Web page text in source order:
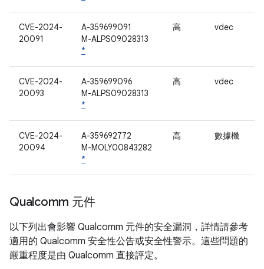
CVE-2024-
20091
A-359699091
M-ALPS09028313
*
高 vdec
CVE-2024-
20093
A-359699096
M-ALPS09028313
*
高 vdec
CVE-2024-
20094
A-359692772
M-MOLY00843282
*
高 數據機
Qualcomm 元件
以下列出會影響 Qualcomm 元件的安全漏洞，詳情請參考
適用的 Qualcomm 安全性公告或安全性警示。這些問題的
嚴重程度是由 Qualcomm 直接評定。